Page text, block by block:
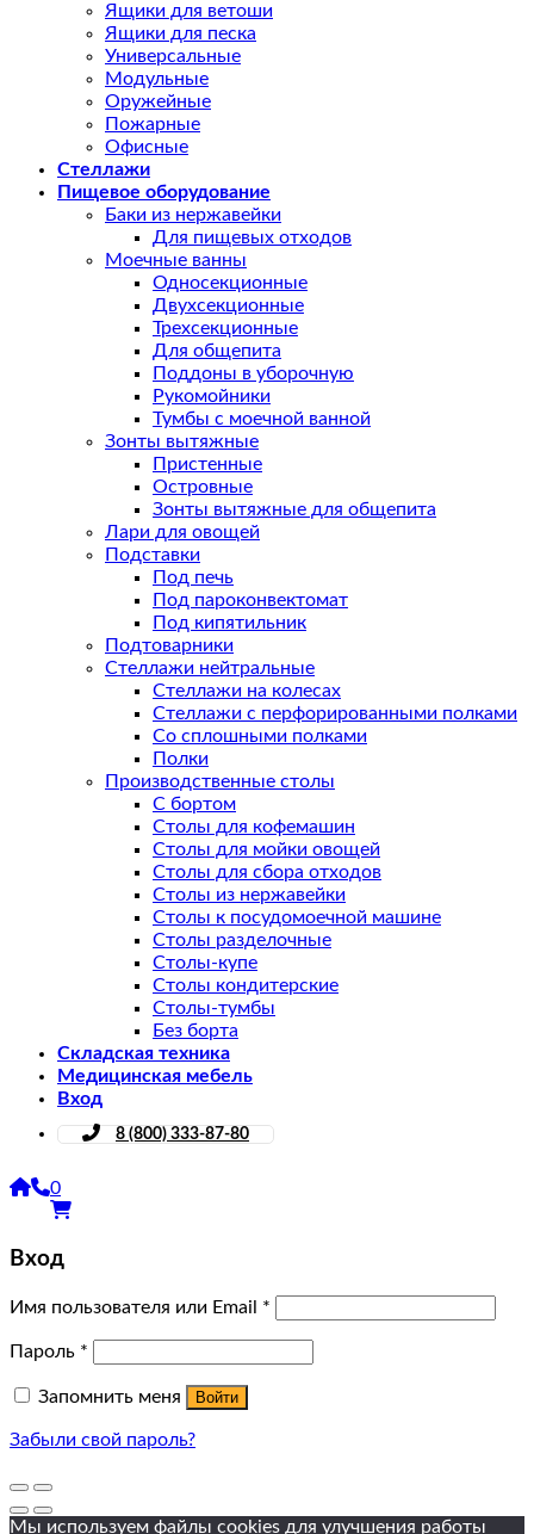
Ящики для ветоши
Ящики для песка
Универсальные
Модульные
Оружейные
Пожарные
Офисные
Стеллажи
Пищевое оборудование
Баки из нержавейки
Для пищевых отходов
Моечные ванны
Односекционные
Двухсекционные
Трехсекционные
Для общепита
Поддоны в уборочную
Рукомойники
Тумбы с моечной ванной
Зонты вытяжные
Пристенные
Островные
Зонты вытяжные для общепита
Лари для овощей
Подставки
Под печь
Под пароконвектомат
Под кипятильник
Подтоварники
Стеллажи нейтральные
Стеллажи на колесах
Стеллажи с перфорированными полками
Со сплошными полками
Полки
Производственные столы
С бортом
Столы для кофемашин
Столы для мойки овощей
Столы для сбора отходов
Столы из нержавейки
Столы к посудомоечной машине
Столы разделочные
Столы-купе
Столы кондитерские
Столы-тумбы
Без борта
Складская техника
Медицинская мебель
Вход
8 (800) 333-87-80
0
Вход
Имя пользователя или Email *
Пароль *
Запомнить меня Войти
Забыли свой пароль?
Мы используем файлы cookies для улучшения работы